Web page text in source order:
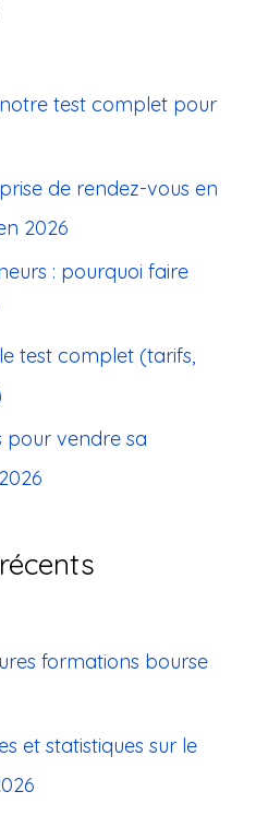
test complet pour
de rendez-vous en
2026
: pourquoi faire
test complet (tarifs,
pour vendre sa
formations bourse
et statistiques sur le